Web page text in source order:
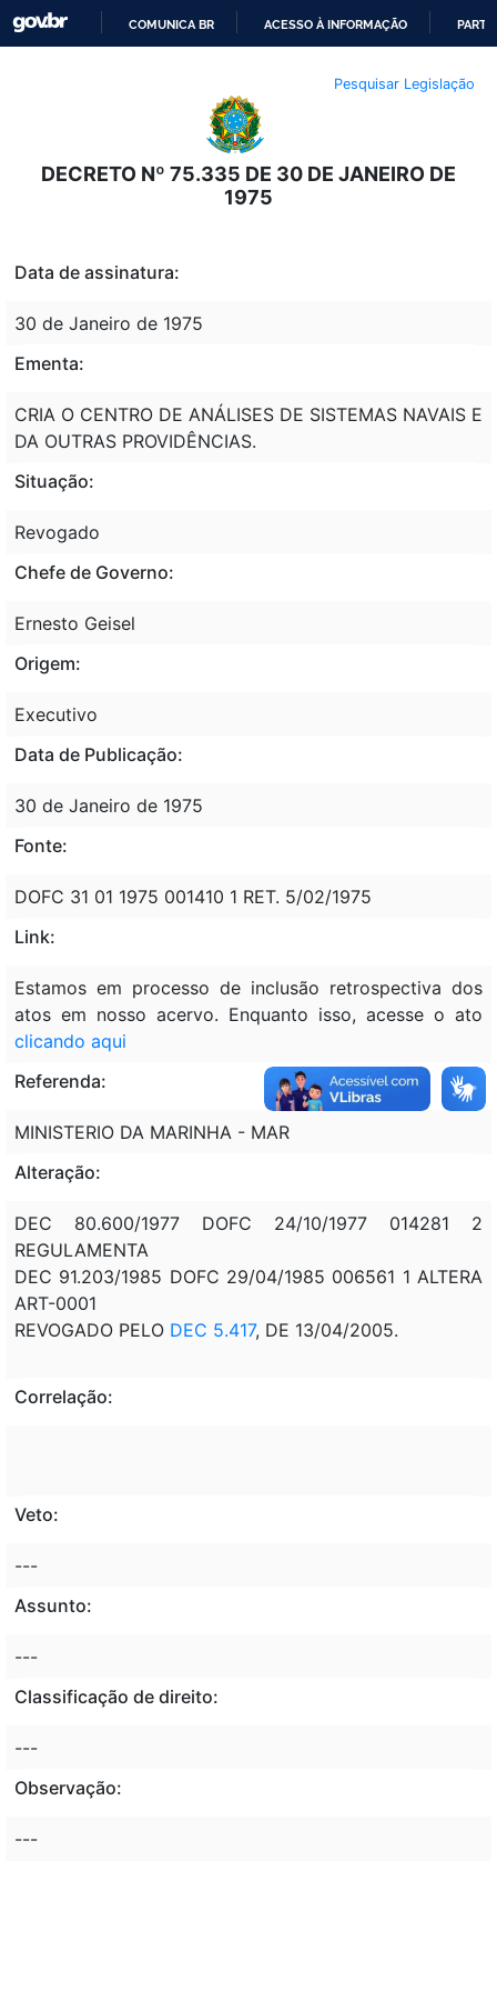
O
CONTEÚDO
COMUNICA BR ACESSO À INFORMAÇÃO
Pesquisar Legislação
DECRETO Nº 75.335 DE 30 DE JANEIRO DE
1975
Data de assinatura:
30 de Janeiro de 1975
Ementa:
CRIA O CENTRO DE ANÁLISES DE SISTEMAS NAVAIS E
DA OUTRAS PROVIDÊNCIAS.
Situação:
Revogado
Chefe de Governo:
Ernesto Geisel
Origem:
Executivo
Data de Publicação:
30 de Janeiro de 1975
Fonte:
DOFC 31 01 1975 001410 1 RET. 5/02/1975
Link:
Estamos em processo de inclusão retrospectiva dos
atos em nosso acervo. Enquanto isso, acesse o ato
clicando aqui
Referenda:
MINISTERIO DA MARINHA - MAR
Alteração:
DEC 80.600/1977 DOFC 24/10/1977 014281 2
REGULAMENTA
DEC 91.203/1985 DOFC 29/04/1985 006561 1 ALTERA
ART-0001
REVOGADO PELO DEC 5.417, DE 13/04/2005.
Correlação:
Veto:
---
Assunto:
---
Classificação de direito:
---
Observação:
---